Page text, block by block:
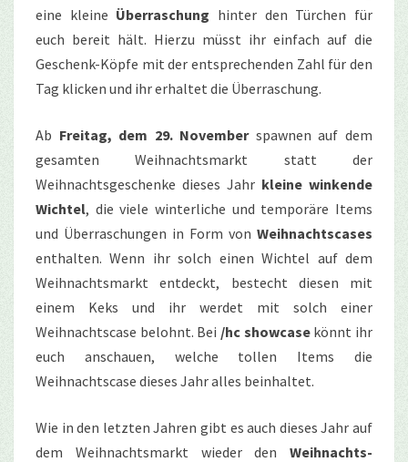
eine kleine Überraschung hinter den Türchen für
euch bereit hält. Hierzu müsst ihr einfach auf die
Geschenk-Köpfe mit der entsprechenden Zahl für den
Tag klicken und ihr erhaltet die Überraschung.
Ab Freitag, dem 29. Novemberspawnen auf dem
gesamten Weihnachtsmarkt statt der
Weihnachtsgeschenke dieses Jahr kleine winkende
Wichtel, die viele winterliche und temporäre Items
und Überraschungen in Form von Weihnachtscases
enthalten. Wenn ihr solch einen Wichtel auf dem
Weihnachtsmarkt entdeckt, bestecht diesen mit
einem Keks und ihr werdet mit solch einer
Weihnachtscase belohnt. Bei /hc showcasekönnt ihr
euch anschauen, welche tollen Items die
Weihnachtscase dieses Jahr alles beinhaltet.
Wie in den letzten Jahren gibt es auch dieses Jahr auf
dem Weihnachtsmarkt wieder den Weihnachts-